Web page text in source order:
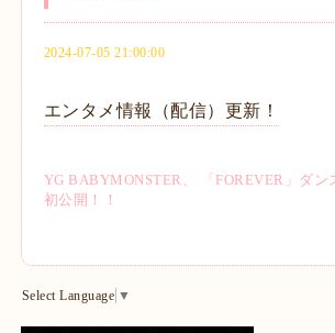
2024-07-05 21:00:00
エンタメ情報（配信）更新！
YG BABYMONSTER、 「FOREVER」ダン
初公開！！
Select Language ▼